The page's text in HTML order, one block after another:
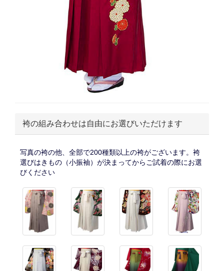
袴の組み合わせは自由にお選びいただけます
写真の袴の他、全部で200種類以上の袴がございます。袴
選びはきもの（小振袖）が決まってからご試着の際にお選
びください